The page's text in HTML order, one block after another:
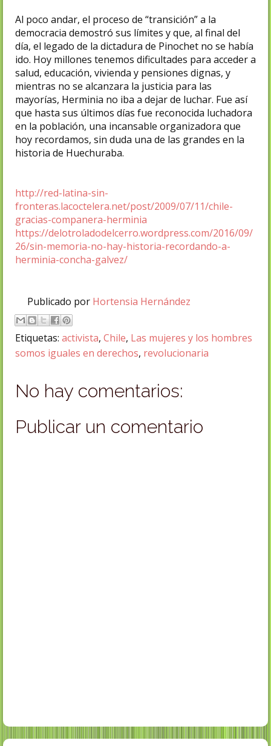
Al poco andar, el proceso de “transición” a la
democracia demostró sus límites y que, al final del
día, el legado de la dictadura de Pinochet no se había
ido. Hoy millones tenemos dificultades para acceder a
salud, educación, vivienda y pensiones dignas, y
mientras no se alcanzara la justicia para las
mayorías, Herminia no iba a dejar de luchar. Fue así
que hasta sus últimos días fue reconocida luchadora
en la población, una incansable organizadora que
hoy recordamos, sin duda una de las grandes en la
historia de Huechuraba.
http://red-latina-sin-
fronteras.lacoctelera.net/post/2009/07/11/chile-
gracias-companera-herminia
https://delotroladodelcerro.wordpress.com/2016/09/
26/sin-memoria-no-hay-historia-recordando-a-
herminia-concha-galvez/
Publicado por Hortensia Hernández
Etiquetas: activista, Chile, Las mujeres y los hombres
somos iguales en derechos, revolucionaria
No hay comentarios:
Publicar un comentario